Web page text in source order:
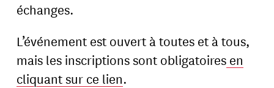
échanges.
L’événement est ouvert à toutes et à tous,
mais les inscriptions sont obligatoires en
cliquant sur ce lien.